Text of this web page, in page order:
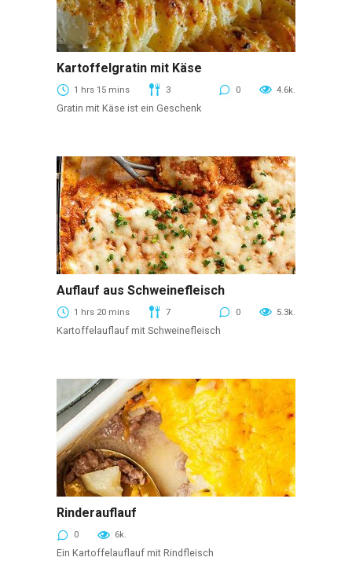
Beerenaufläufe
Kartoffelgratin mit Käse
1 hrs 15 mins 3 0 4.6k.
Gratin mit Käse ist ein Geschenk
Auflauf aus Schweinefleisch
1 hrs 20 mins 7 0 5.3k.
Kartoffelauflauf mit Schweinefleisch
Rinderauflauf
0 6k.
Ein Kartoffelauflauf mit Rindfleisch